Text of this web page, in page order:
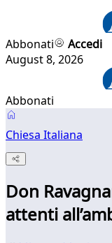
Abbonati
Accedi
August 8, 2026
Abbonati
Chiesa Italiana
Don
attenti